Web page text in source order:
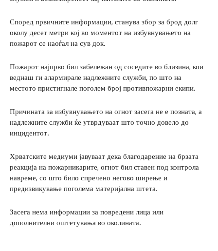
Според првичните информации, станува збор за брод долг
околу десет метри кој во моментот на избувнувањето на
пожарот се наоѓал на сув док.
Пожарот најпрво бил забележан од соседите во близина, кои
веднаш ги алармирале надлежните служби, по што на
местото пристигнале поголем број противпожарни екипи.
Причината за избувнувањето на огнот засега не е позната, а
надлежните служби ќе утврдуваат што точно довело до
инцидентот.
Хрватските медиуми јавуваат дека благодарение на брзата
реакција на пожарникарите, огнот бил ставен под контрола
навреме, со што било спречено негово ширење и
предизвикување поголема материјална штета.
Засега нема информации за повредени лица или
дополнителни оштетувања во околината.